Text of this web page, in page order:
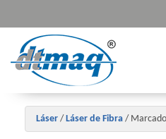
Láser / Láser de Fibra /